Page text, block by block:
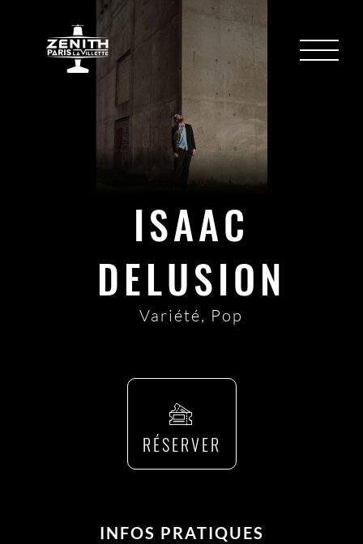
ISAAC
DELUSION
Variété, Pop
RÉSERVER
INFOS PRATIQUES